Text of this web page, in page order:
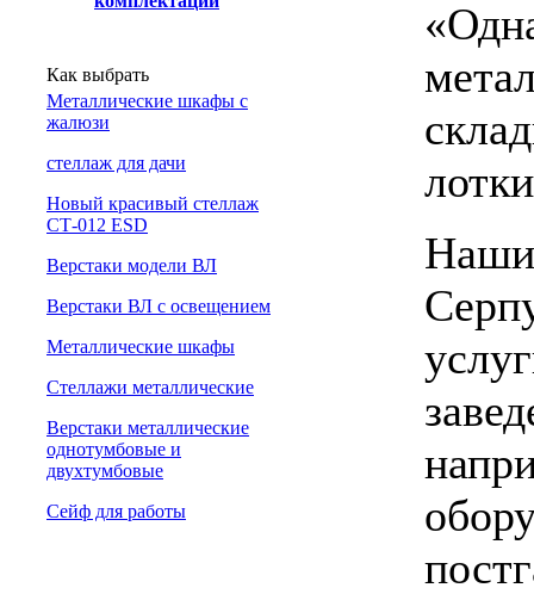
Как выбрать
Металлические шкафы с
жалюзи
cтеллаж для дачи
Новый красивый стеллаж
СТ-012 ESD
Верстаки модели ВЛ
Верстаки ВЛ с освещением
Металлические шкафы
Стеллажи металлические
Верстаки металлические
однотумбовые и
двухтумбовые
Сейф для работы